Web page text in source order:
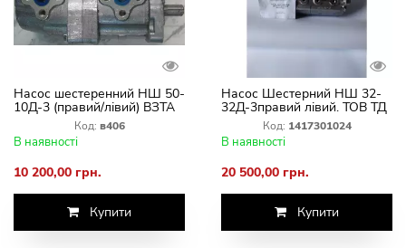
Насос шестеренний НШ 50-
10Д-3 (правий/лівий) ВЗТА
Код: в406
В наявності
10 200,00 грн.
Купити
Насос Шестерний НШ 32-
32Д-3правий лівий. ТОВ ТД
Код: 1417301024
В наявності
20 500,00 грн.
Купити